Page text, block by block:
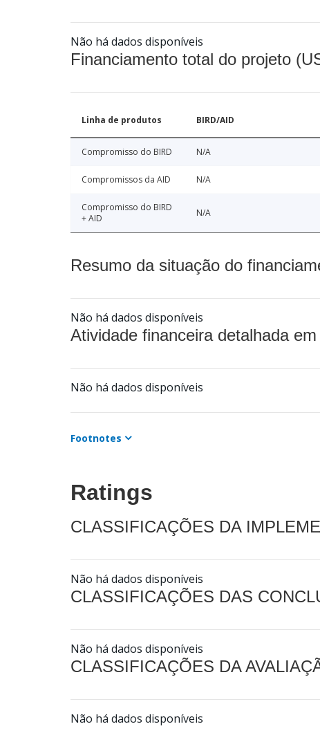
Não há dados disponíveis
Financiamento total do projeto
Linha de produtos BIRD/AID
Compromisso do BIRD N/A
Compromissos da AID N/A
Compromisso do BIRD
+ AID
N/A
Resumo da situação do
Não há dados disponíveis
Atividade financeira detalhada
Não há dados disponíveis
Footnotes
Ratings
CLASSIFICAÇÕES DA
Não há dados disponíveis
CLASSIFICAÇÕES DAS
Não há dados disponíveis
CLASSIFICAÇÕES DA
Não há dados disponíveis